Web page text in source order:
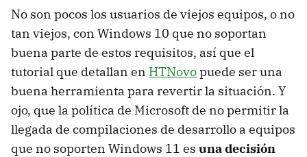
No son pocos los usuarios de viejos equipos, o no
tan viejos, con Windows 10 que no soportan
buena parte de estos requisitos, así que el
tutorial que detallan en HTNovopuede ser una
buena herramienta para revertir la situación. Y
ojo, que la política de Microsoft de no permitir la
llegada de compilaciones de desarrollo a equipos
que no soporten Windows 11 es una decisión